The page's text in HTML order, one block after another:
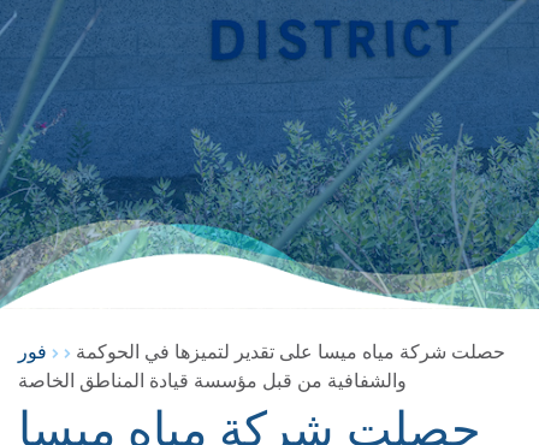
فور
حصلت شركة مياه ميسا على تقدير لتميزها في الحوكمة
والشفافية من قبل مؤسسة قيادة المناطق الخاصة
حصلت شركة مياه ميسا